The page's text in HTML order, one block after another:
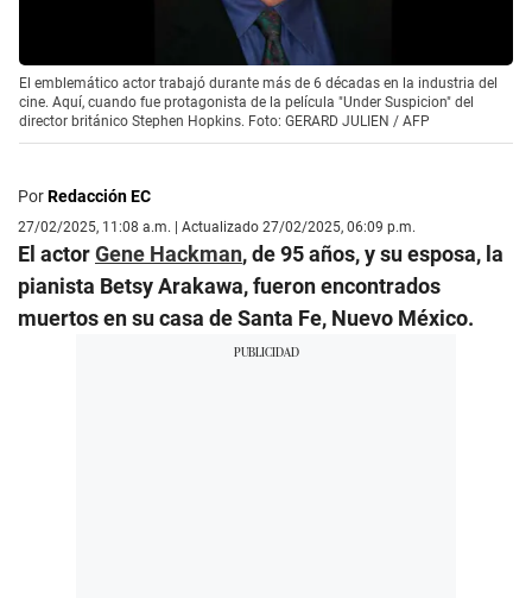
El emblemático actor trabajó durante más de 6 décadas en la industria del
cine. Aquí, cuando fue protagonista de la película "Under Suspicion" del
director británico Stephen Hopkins. Foto: GERARD JULIEN / AFP
PorRedacción EC
27/02/2025, 11:08 a.m. | Actualizado 27/02/2025, 06:09 p.m.
El actorGene Hackman, de 95 años, y su esposa, la
pianista Betsy Arakawa, fueron encontrados
muertos en su casa de Santa Fe, Nuevo México.